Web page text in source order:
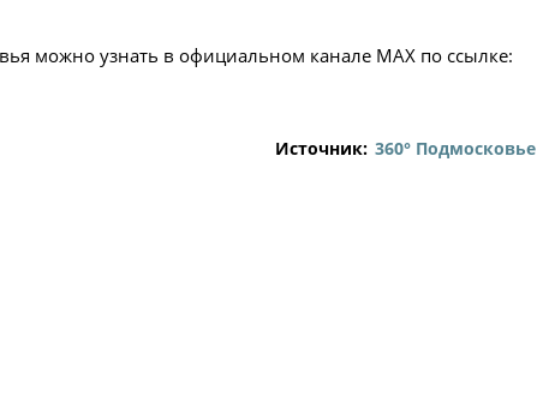
можно узнать в официальном канале MAX по ссылке:
Источник: 360° Подмосковье